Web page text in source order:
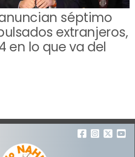
séptimo
extranjeros,
en lo que va del